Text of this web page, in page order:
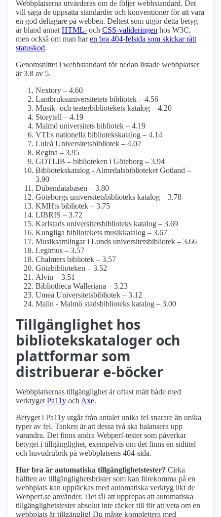
Webbplatserna utvärderas om de följer webbstandard. Det
vill säga de uppsatta standarder och konventioner för att vara
en god deltagare på webben. Deltest som utgör detta betyg
är bland annat HTML- och CSS-valideringen hos W3C,
men också om man haren bra 404-felsida som skickar rätt
statuskod.
Genomsnittet i webbstandard för nedan listade webbplatser
är 3.8 av 5.
Nextory – 4.60
Lantbruksuniversitetets bibliotek – 4.56
Musik- och teaterbibliotekets katalog – 4.20
Storytell – 4.19
Malmö universitets bibliotek – 4.19
VTI:s nationella bibliotekskatalog – 4.14
Luleå Universitetsbibliotek – 4.02
Regina – 3.95
GOTLIB – biblioteken i Göteborg – 3.94
Bibliotekskatalog - Almedalsbiblioteket Gotland –
3.90
Dübendatabasen – 3.80
Göteborgs universitetsbiblioteks katalog – 3.78
KMH:s bibliotek – 3.75
LIBRIS – 3.72
Karlstads universitetsbiblioteks katalog – 3.69
Kungliga bibliotekets musikkatalog – 3.67
Musiksamlingar i Lunds universitetsbibliotek – 3.66
Legimus – 3.57
Chalmers bibliotek – 3.57
Götabiblioteken – 3.52
Alvin – 3.51
Bibliotheca Walleriana – 3.23
Umeå Universitetsbibliotek – 3.12
Malin - Malmö stadsbiblioteks katalog – 3.00
Tillgänglighet hos
bibliotekskataloger och
plattformar som
distribuerar e-böcker
Webbplatsernas tillgänglighet är oftast mätt både med
verktyget Pa11y och Axe.
Betyget i Pa11y utgår från antalet unika fel snarare än unika
typer av fel. Tanken är att dessa två ska balansera upp
varandra. Det finns andra Webperf-tester som påverkar
betyget i tillgänglighet, exempelvis om det finns en sidtitel
och huvudrubrik på webbplatsens 404-sida.
Hur bra är automatiska tillgänglighets­tester? Cirka
hälften av tillgänglighets­brister som kan förekomma på en
webbplats kan upptäckas med automatiska verktyg likt de
Webperf.se använder. Det tål att upprepas att automatiska
tillgänglighets­tester absolut inte räcker till för att veta om en
webbplats är tillgänglig! Du måste komplettera med